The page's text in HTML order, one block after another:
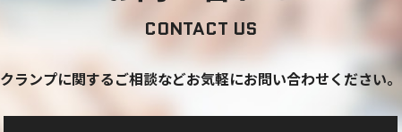
CONTACT US
クランプに関するご相談などお気軽にお問い合わせください。